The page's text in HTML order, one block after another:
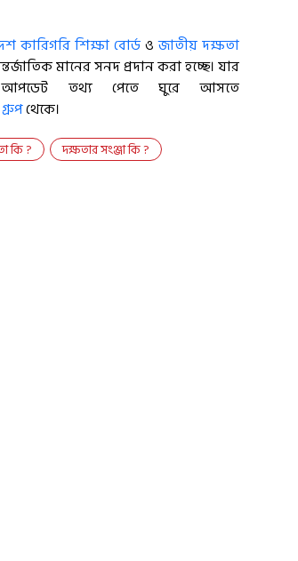
কারিগরি শিক্ষা বোর্ডওজাতীয় দক্ষতা
মানের সনদ প্রদান করা হচ্ছে। যার
আপডেট তথ্য পেতে ঘুরে আসতে
গ্রুপথেকে।
কি ? দক্ষতার সংঞ্জা কি ?